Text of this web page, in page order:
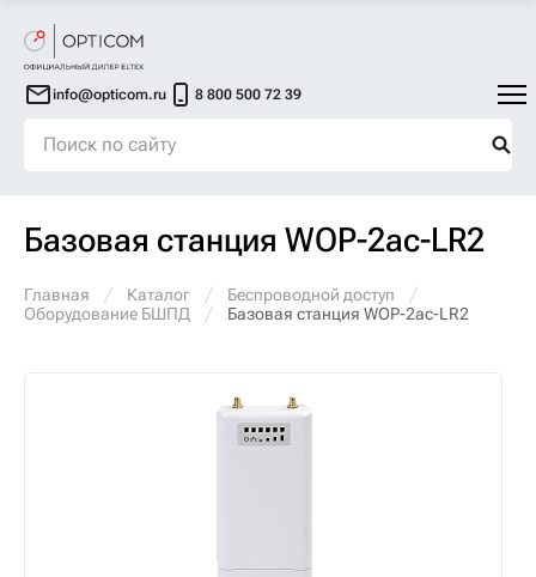
info@opticom.ru 8 800 500 72 39
Базовая станция WOP-2ac-LR2
Главная Каталог
Беспроводной доступ
Оборудование БШПД
Базовая станция WOP-2ac-LR2